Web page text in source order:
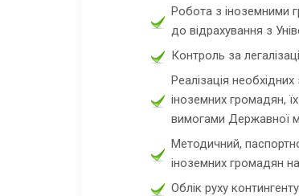
Робота з іноземними
до відрахування з
Контроль за
Реалізація
іноземних громадян,
вимогами Державної
Методичний,
іноземних громадян
Облік руху